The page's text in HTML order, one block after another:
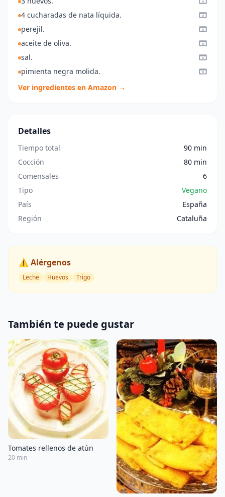
4 cucharadas de nata líquida.
perejil.
aceite de oliva.
sal.
pimienta negra molida.
Ver ingredientes en Amazon →
Detalles
Tiempo total
90 min
Cocción
80 min
Comensales
6
Tipo
Vegano
País
España
Región
Cataluña
⚠️ Alérgenos
Leche Huevos Trigo
También te puede gustar
Tomates rellenos de atún
20 min